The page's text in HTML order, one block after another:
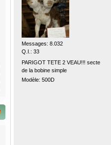
Messages: 8.032
Q.I.: 33
PARIGOT TETE 2 VEAU!!! secte
de la bobine simple
Modèle: 500D